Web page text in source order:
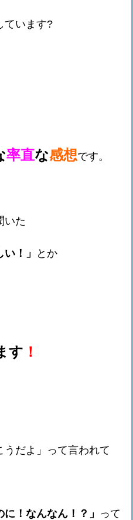
ています?
率直な感想です。
いた
い！」 とか
す ！
うだよ」って言われて
！なんなん！？」 って